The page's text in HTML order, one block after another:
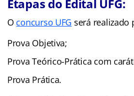
Etapas do Edital UFG:
O concurso UFG será realizado
Prova Objetiva;
Prova Teórico-Prática com
Prova Prática.